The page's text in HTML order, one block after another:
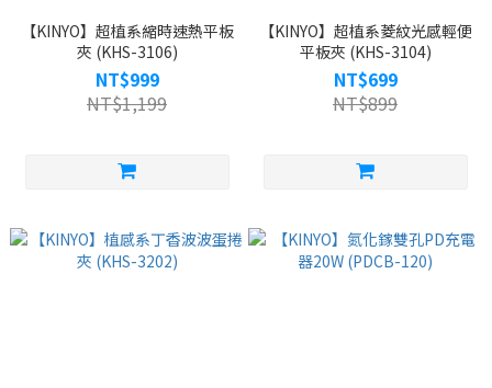
【KINYO】超植系縮時速熱平板
夾 (KHS-3106)
NT$999
NT$1,199
【KINYO】超植系菱紋光感輕便
平板夾 (KHS-3104)
NT$699
NT$899